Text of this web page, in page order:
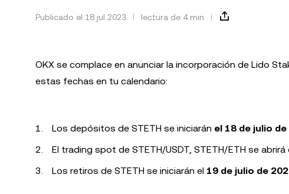
Publicado el 18 jul 2023 lectura de 4 min
OKX se complace en anunciar la incorporación de Lido
estas fechas en tu calendario:
Los depósitos de STETH se iniciarán el 18 de julio de
El trading spot de STETH/USDT, STETH/ETH se abrirá
Los retiros de STETH se iniciarán el 19 de julio de